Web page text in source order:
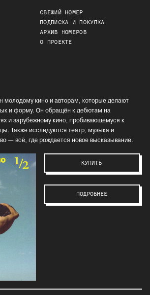
СВЕЖИЙ НОМЕР
ПОДПИСКА И ПОКУПКА
АРХИВ НОМЕРОВ
О ПРОЕКТЕ
молодому кино и авторам, которые делают
и форму. Он обращён к дебютам на
и зарубежному кино, пробивающемуся к
Также исследуются театр, музыка и
— всё, где рождается новое высказывание.
КУПИТЬ
ПОДРОБНЕЕ